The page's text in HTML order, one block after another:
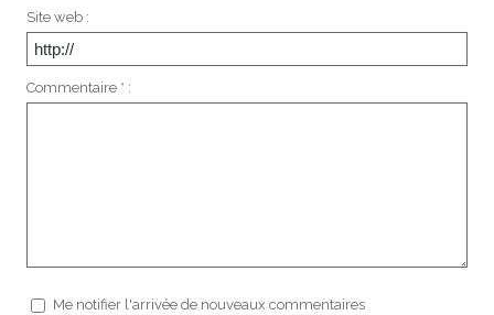
Site web :
Commentaire * :
Me notifier l'arrivée de nouveaux commentaires